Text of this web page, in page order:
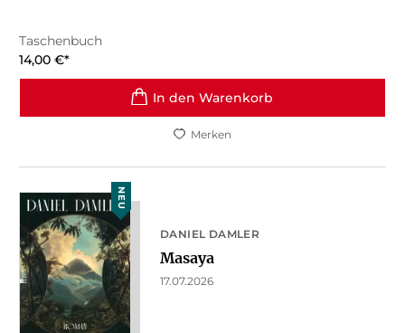
Taschenbuch
14,00 €*
In den Warenkorb
Merken
NEU
DANIEL DAMLER
Masaya
17.07.2026